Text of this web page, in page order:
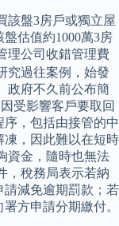
該盤3房戶或獨立屋
估值約1000萬3房
理公司收錯管理費
究過往案例，始發
政府不久前公布簡
受影響客戶要取回
，包括由接管的中
凍，因此難以在短時
資金，隨時也無法
，稅務局表示若納
請減免逾期罰款；若
方申請分期繳付。